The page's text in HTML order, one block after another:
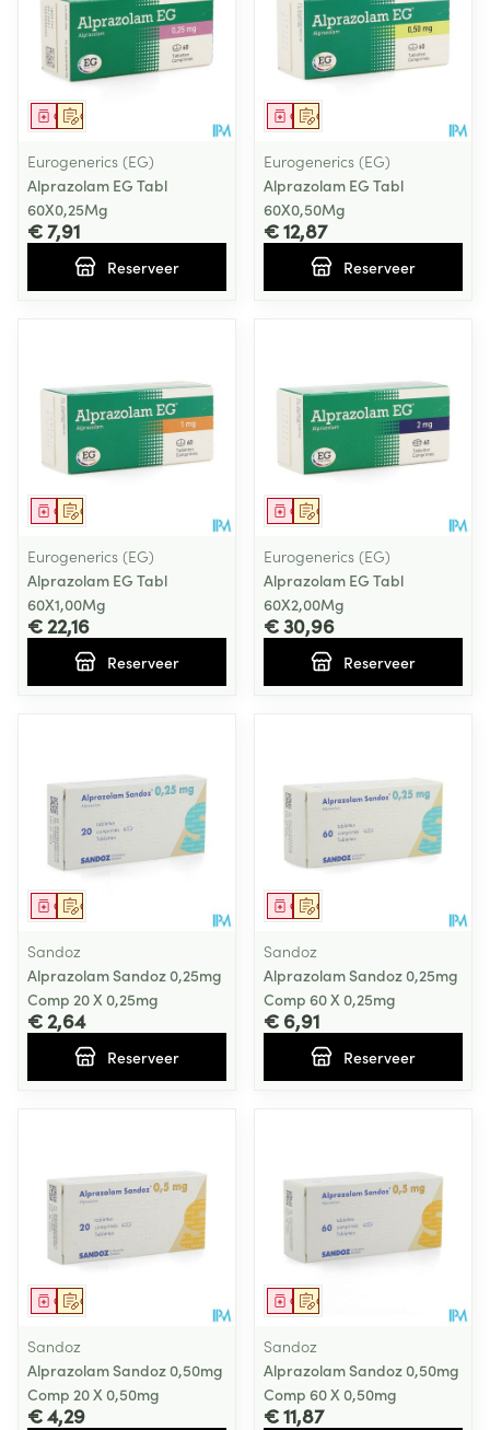
Op voorschrift
Geneesmiddel
Eurogenerics (EG)
Alprazolam EG Tabl
60X0,25Mg
€ 7,91
Reserveer
Op voorschrift
Geneesmiddel
Eurogenerics (EG)
Alprazolam EG Tabl
60X0,50Mg
€ 12,87
Reserveer
Op voorschrift
Geneesmiddel
Eurogenerics (EG)
Alprazolam EG Tabl
60X1,00Mg
€ 22,16
Reserveer
Op voorschrift
Geneesmiddel
Eurogenerics (EG)
Alprazolam EG Tabl
60X2,00Mg
€ 30,96
Reserveer
Op voorschrift
Geneesmiddel
Sandoz
Alprazolam Sandoz 0,25mg
Comp 20 X 0,25mg
€ 2,64
Reserveer
Op voorschrift
Geneesmiddel
Sandoz
Alprazolam Sandoz 0,25mg
Comp 60 X 0,25mg
€ 6,91
Reserveer
Op voorschrift
Geneesmiddel
Sandoz
Alprazolam Sandoz 0,50mg
Comp 20 X 0,50mg
€ 4,29
Op voorschrift
Geneesmiddel
Sandoz
Alprazolam Sandoz 0,50mg
Comp 60 X 0,50mg
€ 11,87